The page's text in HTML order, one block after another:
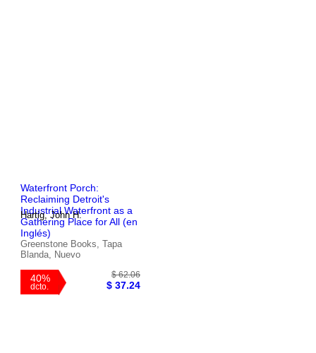
Waterfront Porch:
Reclaiming Detroit's
Industrial Waterfront as a
Gathering Place for All (en
Inglés)
Hartig, John H.
Greenstone Books, Tapa
Blanda, Nuevo